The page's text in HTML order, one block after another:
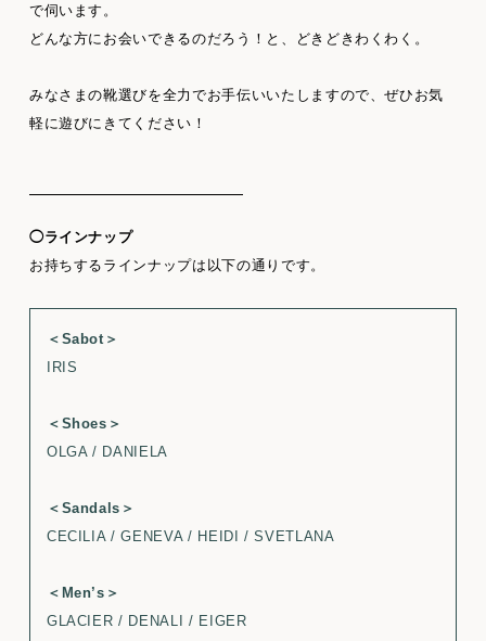
で伺います。
どんな方にお会いできるのだろう！と、どきどきわくわく。
みなさまの靴選びを全力でお手伝いいたしますので、ぜひお気
軽に遊びにきてください！
◯ラインナップ
お持ちするラインナップは以下の通りです。
＜Sabot＞
IRIS
＜Shoes＞
OLGA / DANIELA
＜Sandals＞
CECILIA / GENEVA / HEIDI / SVETLANA
＜Men’s＞
GLACIER / DENALI / EIGER